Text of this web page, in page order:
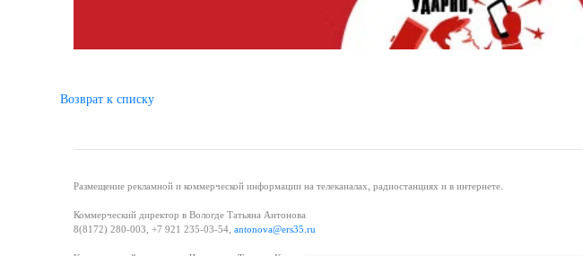
Возврат к списку
Размещение рекламной и коммерческой информации на телеканалах, радиостанциях и в интернете.
Коммерческий директор в Вологде Татьяна Антонова
8(8172) 280-003, +7 921 235-03-54, antonova@ers35.ru